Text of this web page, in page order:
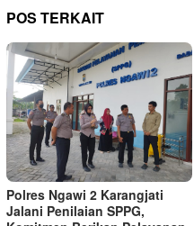
POS TERKAIT
Polres Ngawi 2 Karangjati
Jalani Penilaian SPPG,